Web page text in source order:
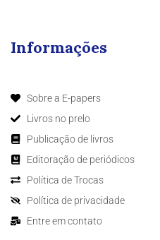
Informações
Sobre a E-papers
Livros no prelo
Publicação de livros
Editoração de periódicos
Política de Trocas
Política de privacidade
Entre em contato